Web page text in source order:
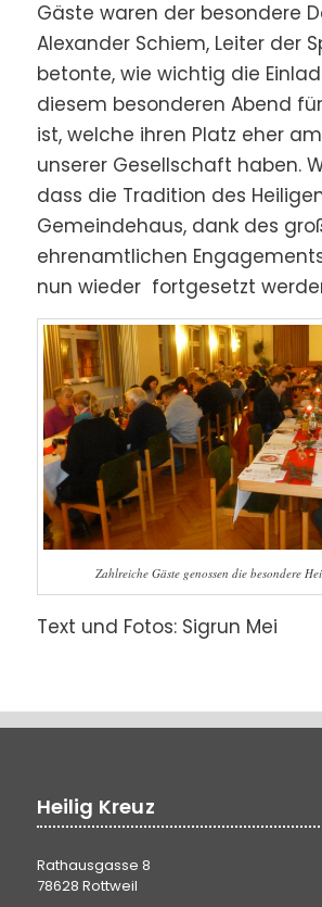
Gäste waren der besondere
Alexander Schiem, Leiter der
betonte, wie wichtig die
diesem besonderen Abend
ist, welche ihren Platz eher
unserer Gesellschaft haben.
dass die Tradition des
Gemeindehaus, dank des
ehrenamtlichen
nun wieder fortgesetzt
Zahlreiche Gäste genossen die besondere
Text und Fotos: Sigrun Mei
Heilig Kreuz
Rathausgasse 8
78628 Rottweil